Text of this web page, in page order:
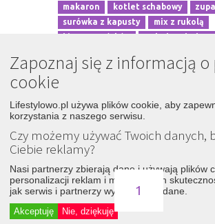
Grzyby w zalewie octowej
7 lat temu
Śledź
Dodaj
chleba naszego
makaron
kotlet schabowy
zupa
surówka z kapusty
mix z rukolą
Komentarze
Surówka na majówkę w 5 minut.
Basia
1 2
Zapoznaj się z informacją
cookie
Lifestylowo.pl używa plików cookie, aby
korzystania z naszego serwisu.
Czy możemy używać Twoich danych,
Ciebie reklamy?
Nasi partnerzy zbierają dane i używają plików
personalizacji reklam i mierzenia ich
jak serwis i partnerzy wykorzystują dane.
Akceptuję Nie, dziękuję